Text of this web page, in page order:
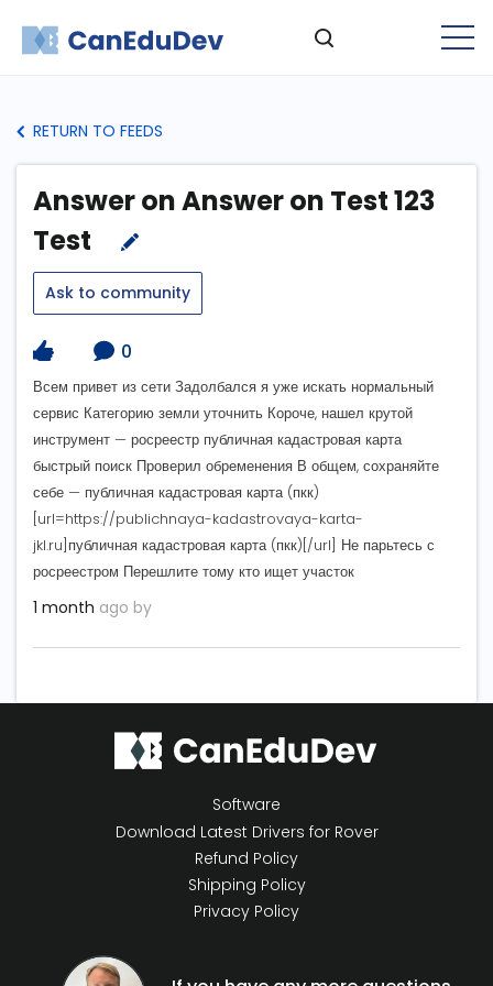
RETURN TO FEEDS
Answer on Answer on Test 123
Test
Ask to community
0
Всем привет из сети Задолбался я уже искать нормальный
сервис Категорию земли уточнить Короче, нашел крутой
инструмент — росреестр публичная кадастровая карта
быстрый поиск Проверил обременения В общем, сохраняйте
себе — публичная кадастровая карта (пкк)
[url=https://publichnaya-kadastrovaya-karta-
jkl.ru]публичная кадастровая карта (пкк)[/url] Не парьтесь с
росреестром Перешлите тому кто ищет участок
1 month ago by
Software
Download Latest Drivers for Rover
Refund Policy
Shipping Policy
Privacy Policy